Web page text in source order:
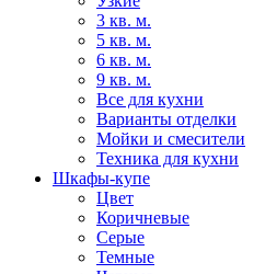
3 кв. м.
5 кв. м.
6 кв. м.
9 кв. м.
Все для кухни
Варианты отделки
Мойки и смесители
Техника для кухни
Шкафы-купе
Цвет
Коричневые
Серые
Темные